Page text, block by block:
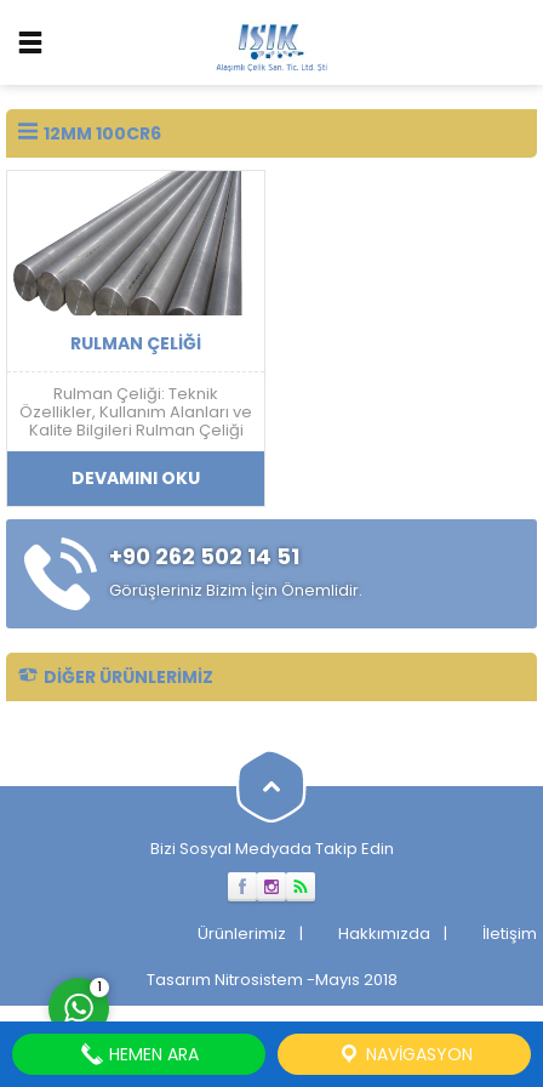
12MM 100CR6
RULMAN ÇELIĞI
Rulman Çeliği: Teknik
Özellikler, Kullanım Alanları ve
Kalite Bilgileri Rulman Çeliği
Nedir? Rulman çeliği; yüksek
sertlik, aşınma dayanımı,
yorulma direnci ve boyutsal
kararlılık gerektiren
uygulamalarda kullanılan
yüksek karbonlu krom
alaşımlı özel çelik türüdür.
Özellikle rulman, bilya,
makaralı rulman elemanları,
DEVAMINI OKU
+90 262 502 14 51
Görüşleriniz Bizim İçin Önemlidir.
DIĞER ÜRÜNLERIMIZ
Bizi Sosyal Medyada Takip Edin
Ürünlerimiz Hakkımızda
İletişim
Tasarım Nitrosistem -Mayıs 2018
Cevap Yaz
1
HEMEN ARA NAVIGASYON